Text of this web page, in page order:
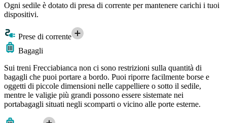
Ogni sedile è dotato di presa di corrente per mantenere carichi i tuoi
dispositivi.
Prese di corrente
Bagagli
Sui treni Frecciabianca non ci sono restrizioni sulla quantità di
bagagli che puoi portare a bordo. Puoi riporre facilmente borse e
oggetti di piccole dimensioni nelle cappelliere o sotto il sedile,
mentre le valigie più grandi possono essere sistemate nei
portabagagli situati negli scomparti o vicino alle porte esterne.